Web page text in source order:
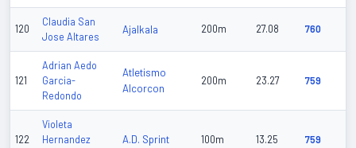
120
Claudia San
Jose Altares
Ajalkala 200m 27.08 760
121
Adrian Aedo
Garcia-
Redondo
Atletismo
Alcorcon
200m 23.27 759
122
Violeta
Hernandez
A.D. Sprint 100m 13.25 759